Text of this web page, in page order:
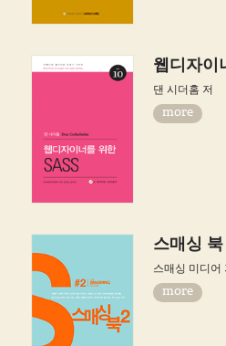
웹디자이
댄 시더홈 저
more
스매싱
스매싱 미디어
more